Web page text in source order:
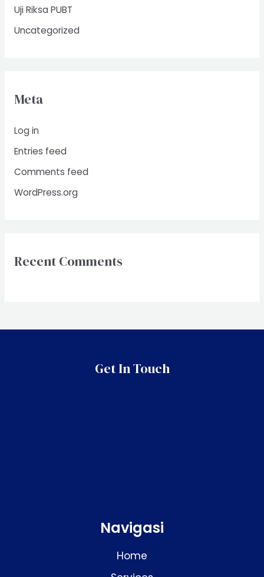
Uji Riksa PUBT
Uncategorized
Meta
Log in
Entries feed
Comments feed
WordPress.org
Recent Comments
Get In Touch
Navigasi
Home